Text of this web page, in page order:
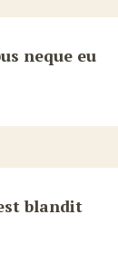
neque eu
blandit